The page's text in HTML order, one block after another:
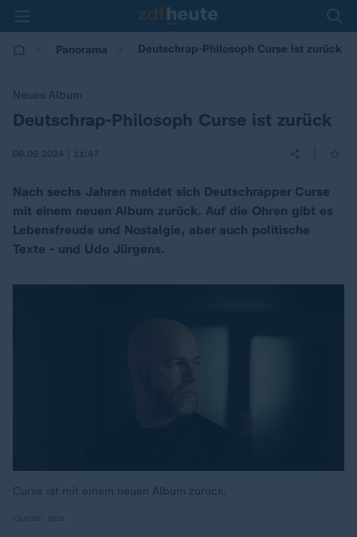
Panorama Deutschrap-Philosoph Curse ist zurück
Neues Album
:Deutschrap-Philosoph Curse ist zurück
06.09.2024 | 11:47
Nach sechs Jahren meldet sich Deutschrapper Curse
mit einem neuen Album zurück. Auf die Ohren gibt es
Lebensfreude und Nostalgie, aber auch politische
Texte - und Udo Jürgens.
Curse ist mit einem neuen Album zurück.